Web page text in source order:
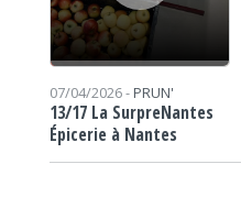
07/04/2026 - PRUN'
13/17 La SurpreNantes
Épicerie à Nantes